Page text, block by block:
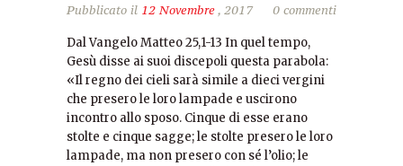
Pubblicato il 12 Novembre, 2017 0 commenti
Dal Vangelo Matteo 25,1-13 In quel tempo,
Gesù disse ai suoi discepoli questa parabola:
«Il regno dei cieli sarà simile a dieci vergini
che presero le loro lampade e uscirono
incontro allo sposo. Cinque di esse erano
stolte e cinque sagge; le stolte presero le loro
lampade, ma non presero con sé l’olio; le